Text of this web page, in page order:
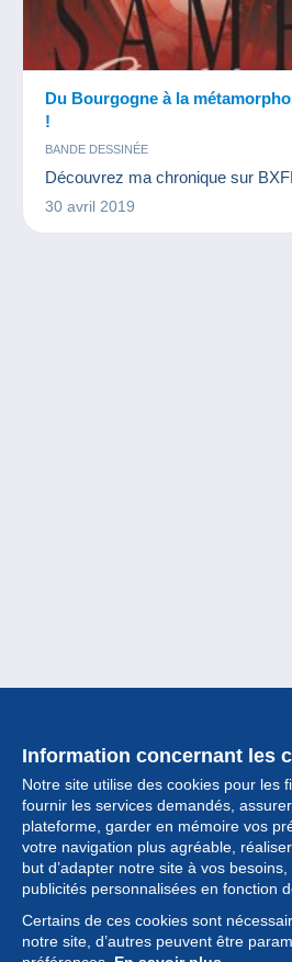
Du Bourgogne à la
!
BANDE DESSINÉE
Découvrez ma chronique sur
30 avril 2019
Information concernant les
Notre site utilise des cookies pour les
fournir les services demandés,
plateforme, garder en mémoire vos
votre navigation plus agréable,
but d’adapter notre site à vos
publicités personnalisées en fonction
Certains de ces cookies sont
notre site, d’autres peuvent être
Collection
Actualités